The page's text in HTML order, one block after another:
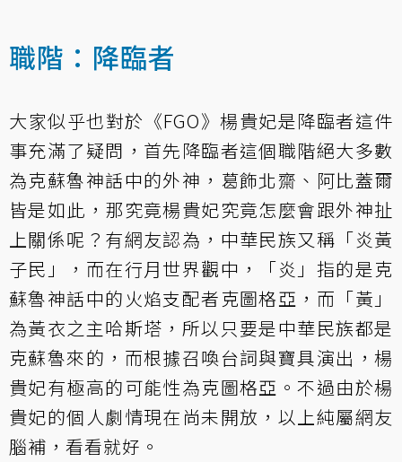
職階：降臨者
大家似乎也對於《FGO》楊貴妃是降臨者這件
事充滿了疑問，首先降臨者這個職階絕大多數
為克蘇魯神話中的外神，葛飾北齋、阿比蓋爾
皆是如此，那究竟楊貴妃究竟怎麼會跟外神扯
上關係呢？有網友認為，中華民族又稱「炎黃
子民」，而在行月世界觀中，「炎」指的是克
蘇魯神話中的火焰支配者克圖格亞，而「黃」
為黃衣之主哈斯塔，所以只要是中華民族都是
克蘇魯來的，而根據召喚台詞與寶具演出，楊
貴妃有極高的可能性為克圖格亞。不過由於楊
貴妃的個人劇情現在尚未開放，以上純屬網友
腦補，看看就好。